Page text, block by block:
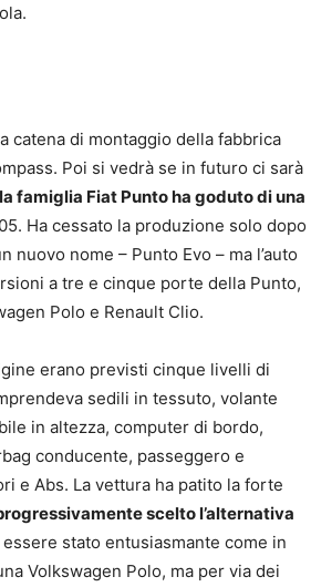
catena di montaggio della fabbrica
Poi si vedrà se in futuro ci sarà
famiglia Fiat Punto ha goduto di una
Ha cessato la produzione solo dopo
nome – Punto Evo – ma l’auto
a tre e cinque porte della Punto,
Polo e Renault Clio.
erano previsti cinque livelli di
sedili in tessuto, volante
in altezza, computer di bordo,
conducente, passeggero e
e Abs. La vettura ha patito la forte
scelto l’alternativa
stato entusiasmante come in
Volkswagen Polo, ma per via dei